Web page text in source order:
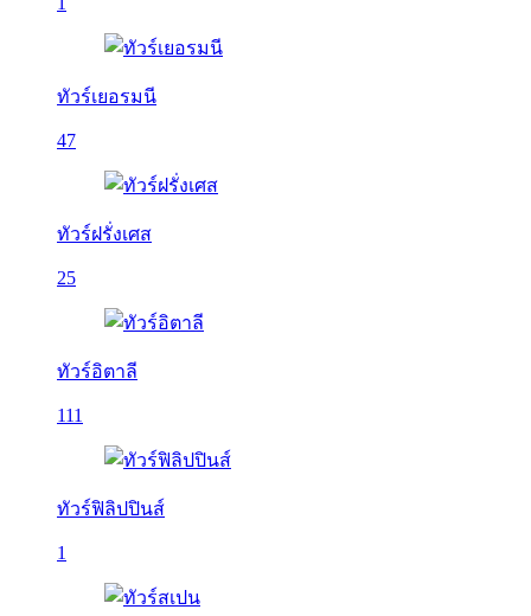
ทัวร์เยอรมนี
47
ทัวร์ฝรั่งเศส
25
ทัวร์อิตาลี
111
ทัวร์ฟิลิปปินส์
1